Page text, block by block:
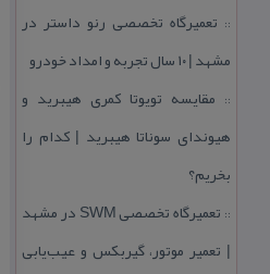
:: تعمیرگاه تخصصی رنو داستر در
مشهد | ۱۰ سال تجربه و امداد خودرو
:: مقایسه تویوتا كمری هیبرید و
هیوندای سوناتا هیبرید | كدام را
بخریم؟
::
تعمیرگاه تخصصی SWM در مشهد
| تعمیر موتور، گیربكس و عیب‌یابی